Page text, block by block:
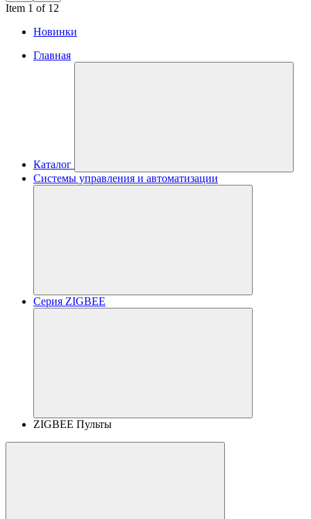
Item 1 of 12
Новинки
Главная
Каталог
Системы управления и автоматизации
Серия ZIGBEE
ZIGBEE Пульты